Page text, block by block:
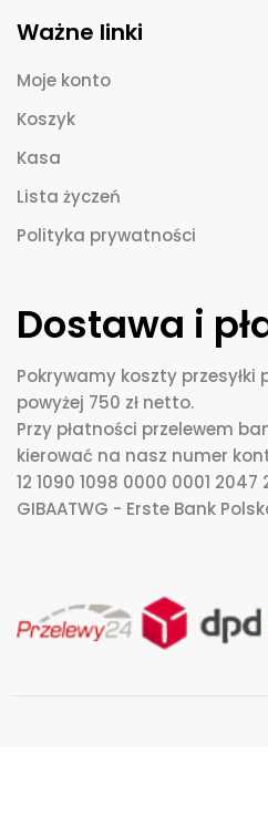
Ważne linki
Moje konto
Koszyk
Kasa
Lista życzeń
Polityka prywatności
Dostawa i
Pokrywamy koszty przesyłki
powyżej 750 zł netto.
Przy płatności przelewem
kierować na nasz numer
12 1090 1098 0000 0001 2047
GIBAATWG - Erste Bank